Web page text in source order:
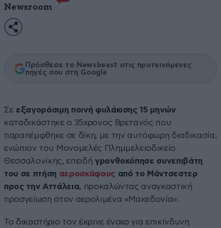
Newsroom
Πρόσθεσε το Newsbeast στις προτεινόμενες
πηγές σου στη Google
Σε εξαγοράσιμη ποινή φυλάκισης 15 μηνών
καταδικάστηκε ο 35χρονος Βρετανός που
παραπέμφθηκε σε δίκη, με την αυτόφωρη διαδικασία,
ενώπιον του Μονομελές Πλημμελειοδικείο
Θεσσαλονίκης, επειδή γρονθοκόπησε συνεπιβάτη
του σε πτήση αεροσκάφους από το Μάντσεστερ
προς την Αττάλεια, προκαλώντας αναγκαστική
προσγείωση στον αερολιμένα «Μακεδονία».
Το δικαστήριο τον έκρινε ένοχο για επικίνδυνη